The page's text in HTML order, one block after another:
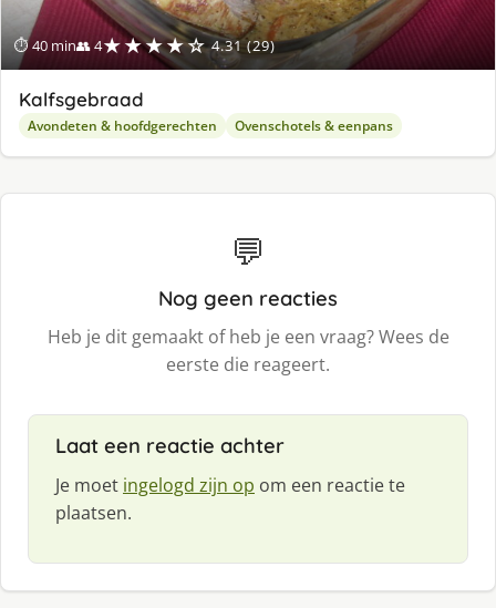
⏱ 40 min👥 4★★★★☆ 4.31 (29)
Kalfsgebraad
Avondeten & hoofdgerechten Ovenschotels & eenpans
💬
Nog geen reacties
Heb je dit gemaakt of heb je een vraag? Wees de
eerste die reageert.
Laat een reactie achter
Je moet ingelogd zijn op om een reactie te
plaatsen.